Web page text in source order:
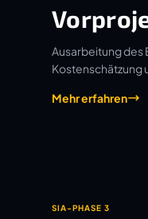
Ausarbeitung des
Kostenschätzung
Mehr erfahren
SIA-PHASE 3